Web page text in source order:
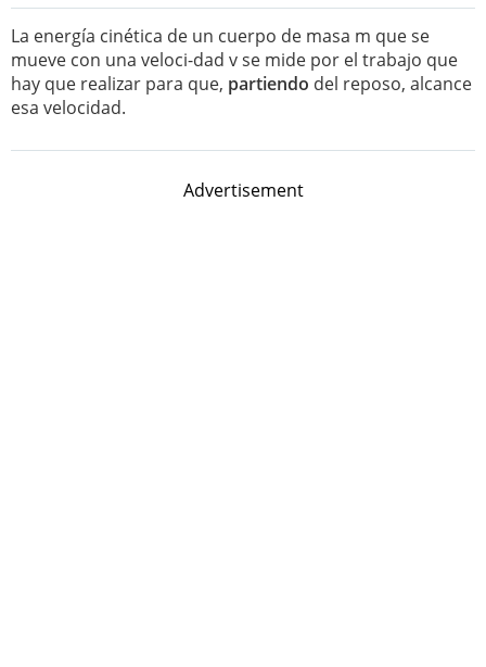
La energía cinética de un cuerpo de masa m que se
mueve con una veloci-dad v se mide por el trabajo que
hay que realizar para que, partiendo del reposo, alcance
esa velocidad.
Advertisement